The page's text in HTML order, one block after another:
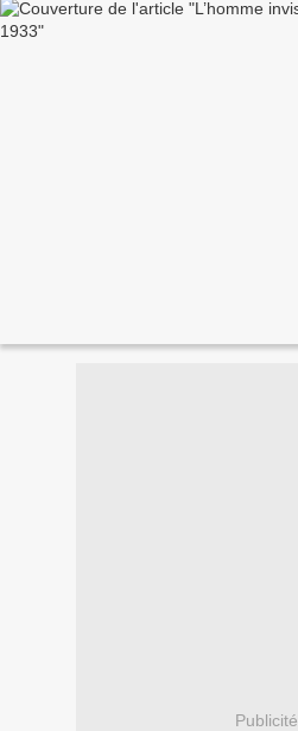
Publicité